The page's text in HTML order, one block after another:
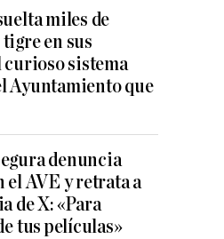
miles de
en sus
curioso sistema
Ayuntamiento que
denuncia
el AVE y retrata a
de X: «Para
tus películas»